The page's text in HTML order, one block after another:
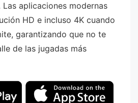
aplicaciones modernas
HD e incluso 4K cuando
garantizando que no te
de las jugadas más